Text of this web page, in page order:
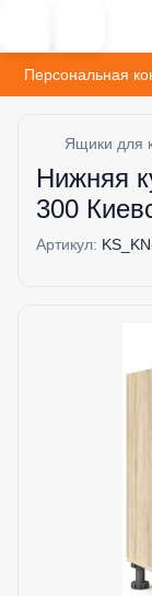
Персональная
Ящики для
Нижняя
300
Артикул: